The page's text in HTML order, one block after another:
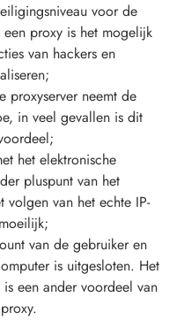
voor de
proxy is het mogelijk
van hackers en
neemt de
in veel gevallen is dit
het elektronische
pluspunt van het
volgen van het echte IP-
van de gebruiker en
is uitgesloten. Het
een ander voordeel van